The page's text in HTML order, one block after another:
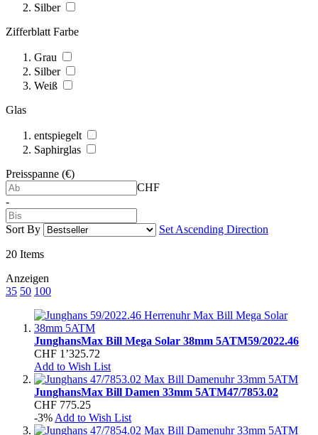
Silber
Zifferblatt Farbe
Grau
Silber
Weiß
Glas
entspiegelt
Saphirglas
Preisspanne (€)
CHF
-
Sort By Set Ascending Direction
20 Items
Anzeigen
35 50 100
JunghansMax Bill Mega Solar 38mm 5ATM59/2022.46
CHF 1’325.72
Add to Wish List
JunghansMax Bill Damen 33mm 5ATM47/7853.02
CHF 775.25
-3% Add to Wish List